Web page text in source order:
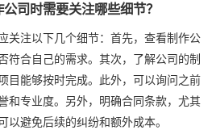
司时需要关注哪些细节？
关注以下几个细节：首先，查看制作公
符合自己的需求。其次，了解公司的制
目能够按时完成。此外，可以询问之前
和专业度。另外，明确合同条款，尤其
以避免后续的纠纷和额外成本。